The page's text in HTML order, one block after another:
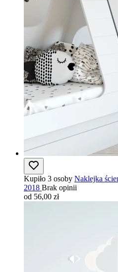
Kupiło 3 osoby Naklejka
2018 Brak opinii
od 56,00 zł